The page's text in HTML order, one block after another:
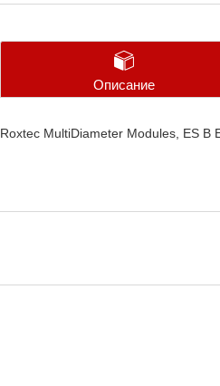
Описание
Roxtec MultiDiameter Modules, ES B